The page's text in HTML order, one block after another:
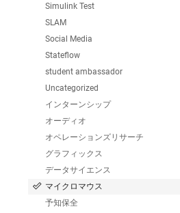
Simulink Test
SLAM
Social Media
Stateflow
student ambassador
Uncategorized
インターンシップ
オーディオ
オペレーションズリサーチ
グラフィックス
データサイエンス
マイクロマウス
予知保全